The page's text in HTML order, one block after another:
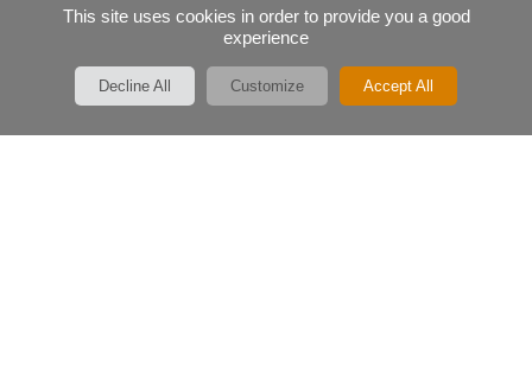
Expertise comptable
Forstone Conseil
This site uses cookies in order to provide you a good
experience
Decline All Customize Accept All